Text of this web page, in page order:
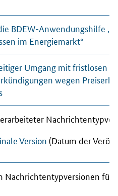
BDEW-Anwendungshilfe
im Energiemarkt“
Umgang mit fristlosen
wegen
Version (Datum der
Nachrichtentypversionen für